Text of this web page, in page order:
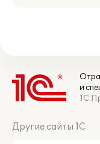
и
Другие сайты 1С